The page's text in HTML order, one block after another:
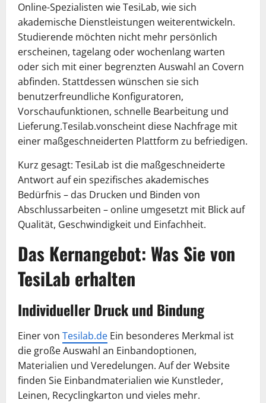
Online-Spezialisten wie TesiLab, wie sich
akademische Dienstleistungen weiterentwickeln.
Studierende möchten nicht mehr persönlich
erscheinen, tagelang oder wochenlang warten
oder sich mit einer begrenzten Auswahl an Covern
abfinden. Stattdessen wünschen sie sich
benutzerfreundliche Konfiguratoren,
Vorschaufunktionen, schnelle Bearbeitung und
Lieferung.Tesilab.vonscheint diese Nachfrage mit
einer maßgeschneiderten Plattform zu befriedigen.
Kurz gesagt: TesiLab ist die maßgeschneiderte
Antwort auf ein spezifisches akademisches
Bedürfnis – das Drucken und Binden von
Abschlussarbeiten – online umgesetzt mit Blick auf
Qualität, Geschwindigkeit und Einfachheit.
Das Kernangebot: Was Sie von
TesiLab erhalten
Individueller Druck und Bindung
Einer von Tesilab.de Ein besonderes Merkmal ist
die große Auswahl an Einbandoptionen,
Materialien und Veredelungen. Auf der Website
finden Sie Einbandmaterialien wie Kunstleder,
Leinen, Recyclingkarton und vieles mehr.